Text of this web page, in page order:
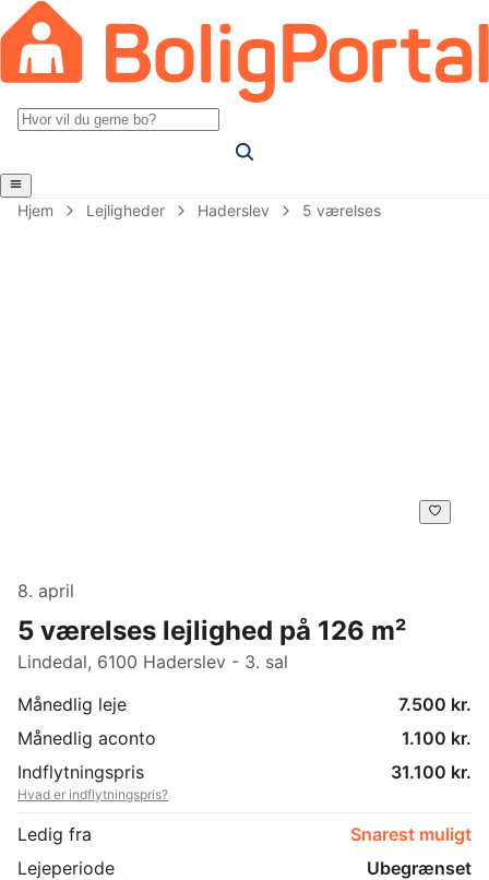
Hjem Lejligheder Haderslev 5 værelses
8. april
5 værelses lejlighed på 126 m²
Lindedal, 6100 Haderslev - 3. sal
Månedlig leje
7.500 kr.
Månedlig aconto
1.100 kr.
Indflytningspris
31.100 kr.
Hvad er indflytningspris?
Ledig fra
Snarest muligt
Lejeperiode
Ubegrænset